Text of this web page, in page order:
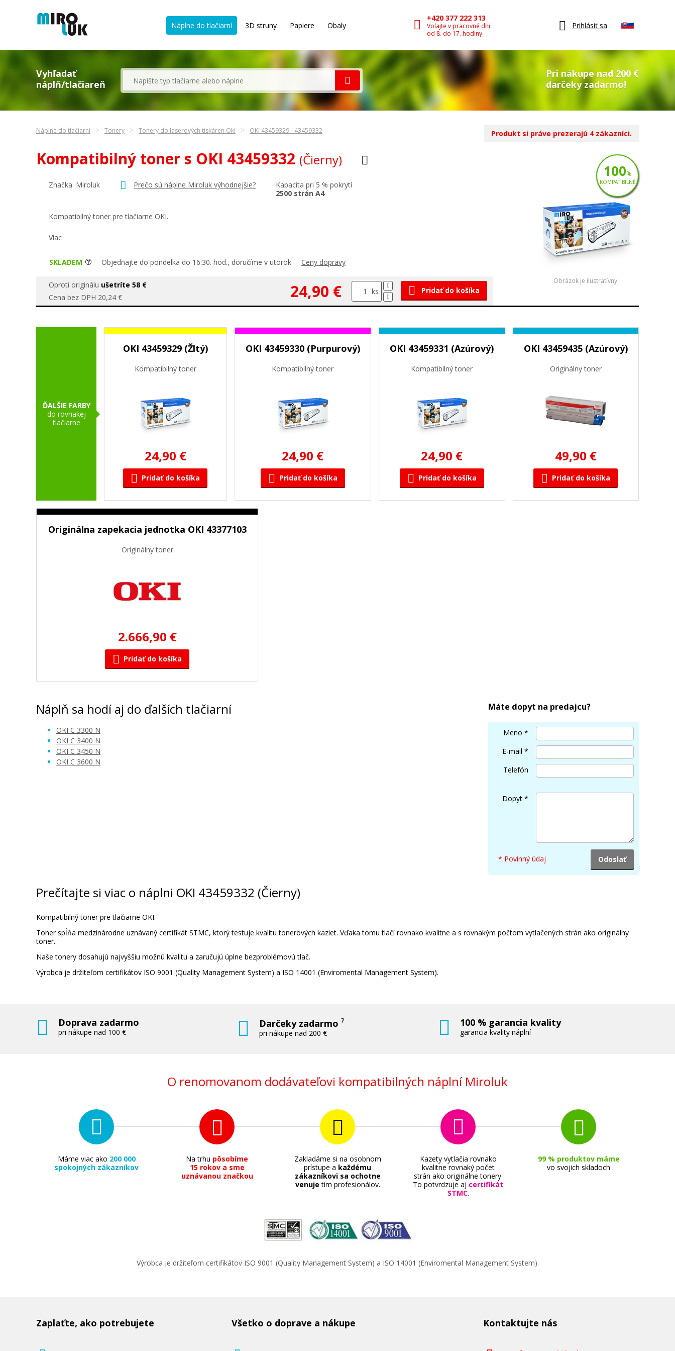
Náplne do tlačiarní 3D struny Papiere Obaly
+420 377 222 313
Volajte v pracovné dni
od 8. do 17. hodiny
Prihlásiť sa
Vyhľadať
náplň/tlačiareň
Pri nákupe nad 200 €
darčeky zadarmo!
Náplne do tlačiarní Tonery Tonery do laserových tiskáren Oki OKI 43459329 - 43459332
Kompatibilný toner s OKI 43459332 (Čierny)
Značka: Miroluk Prečo sú náplne Miroluk výhodnejšie?
Kapacita pri 5 % pokrytí
2500 strán A4
Kompatibilný toner pre tlačiarne OKI.
Viac
SKLADEM Objednajte do pondelka do 16:30. hod., doručíme v utorok Ceny dopravy
Oproti originálu ušetríte 58 €
Cena bez DPH 20,24 €
24,90 € ks Pridať do košíka
Obrázok je ilustratívny.
100%
KOMPATIBILNÉ
Produkt si práve prezerajú 4 zákazníci.
ĎALŠIE FARBY
do rovnakej
tlačiarne
OKI 43459329 (Žltý)
Kompatibilný toner
24,90 €
Pridať do košíka
OKI 43459330 (Purpurový)
Kompatibilný toner
24,90 €
Pridať do košíka
OKI 43459331 (Azúrový)
Kompatibilný toner
24,90 €
Pridať do košíka
OKI 43459435 (Azúrový)
Originálny toner
49,90 €
Pridať do košíka
Originálna zapekacia jednotka OKI 43377103
Originálny toner
2.666,90 €
Pridať do košíka
Náplň sa hodí aj do ďalších tlačiarní
OKI C 3300 N
OKI C 3400 N
OKI C 3450 N
OKI C 3600 N
Máte dopyt na predajcu?
Meno *
E-mail *
Telefón
Dopyt *
* Povinný údaj
Prečítajte si viac o náplni OKI 43459332 (Čierny)
Kompatibilný toner pre tlačiarne OKI.
Toner spĺňa medzinárodne uznávaný certifikát STMC, ktorý testuje kvalitu tonerových kaziet. Vďaka tomu tlačí rovnako kvalitne a s rovnakým počtom vytlačených strán ako originálny
toner.
Naše tonery dosahujú najvyššiu možnú kvalitu a zaručujú úplne bezproblémovú tlač.
Výrobca je držiteľom certifikátov ISO 9001 (Quality Management System) a ISO 14001 (Enviromental Management System).
Doprava zadarmo
pri nákupe nad 100 €
Darčeky zadarmo?
pri nákupe nad 200 €
100 % garancia kvality
garancia kvality náplní
O renomovanom dodávateľovi kompatibilných náplní Miroluk
Máme viac ako 200 000
spokojných zákazníkov
Na trhu pôsobíme
15 rokov a sme
uznávanou značkou
Zakladáme si na osobnom
prístupe a každému
zákazníkovi sa ochotne
venuje tím profesionálov.
Kazety vytlačia rovnako
kvalitne rovnaký počet
strán ako originálne tonery.
To potvrdzuje aj certifikát
STMC.
99 % produktov máme
vo svojich skladoch
Výrobca je držiteľom certifikátov ISO 9001 (Quality Management System) a ISO 14001 (Enviromental Management System).
Zaplaťte, ako potrebujete Všetko o doprave a nákupe Kontaktujte nás